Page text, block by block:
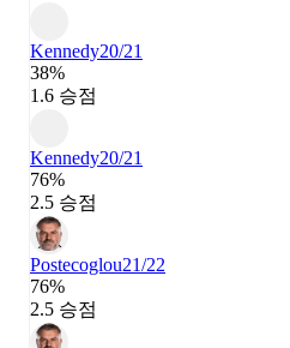
Kennedy20/21
38%
1.6 승점
Kennedy20/21
76%
2.5 승점
Postecoglou21/22
76%
2.5 승점